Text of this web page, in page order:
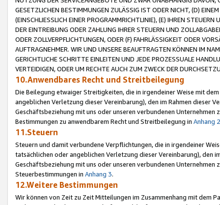
GESETZLICHEN BESTIMMUNGEN ZULÄSSIG IST ODER NICHT, (D)
(EINSCHLIESSLICH EINER PROGRAMMRICHTLINIE), (E) IHREN
DER EINTREIBUNG ODER ZAHLUNG IHRER STEUERN UND
ODER ZOLLVERPFLICHTUNGEN, ODER (F) FAHRLÄSSIGKEIT ODER
AUFTRAGNEHMER. WIR UND UNSERE BEAUFTRAGTEN KÖNNEN IM
GERICHTLICHE SCHRITTE EINLEITEN UND JEDE PROZESSUALE
VERTEIDIGEN, ODER UM RECHTE AUCH ZUM ZWECK DER
10.Anwendbares Recht und Streitbeilegung
Die Beilegung etwaiger Streitigkeiten, die in irgendeiner Weise mit
angeblichen Verletzung dieser Vereinbarung), den im Rahmen dieser
Geschäftsbeziehung mit uns oder unseren verbundenen
Bestimmungen zu anwendbarem Recht und Streitbeilegung in Anhang 2
11.Steuern
Steuern und damit verbundene Verpflichtungen, die in irgendeiner
tatsächlichen oder angeblichen Verletzung dieser Vereinbarung), den
Geschäftsbeziehung mit uns oder unseren verbundenen
Steuerbestimmungen in Anhang 3.
12.Weitere Bestimmungen
Wir können von Zeit zu Zeit Mitteilungen im Zusammenhang mit dem